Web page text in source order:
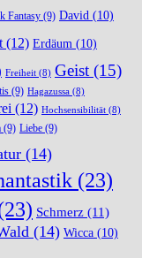
Fantasy (9) David (10)
(12) Erdäum (10)
Freiheit (8) Geist (15)
(9) Hagazussa (8)
(12) Hochsensibilität (8)
(9) Liebe (9)
(14)
(23)
Schmerz (11)
(14) Wicca (10)